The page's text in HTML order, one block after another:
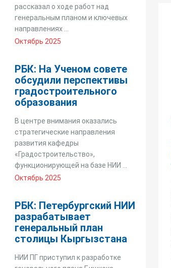
рассказал о ходе работ над
генеральным планом и ключевых
направлениях ...
Октябрь 2025
РБК: На Ученом совете
обсудили перспективы
градостроительного
образования
В центре внимания оказались
стратегические направления
развития кафедры
«Градостроительство»,
функционирующей на базе НИИ ...
Октябрь 2025
РБК: Петербургский НИИ
разрабатывает
генеральный план
столицы Кыргызстана
НИИ ПГ приступил к разработке